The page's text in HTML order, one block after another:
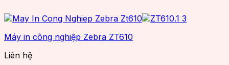
Máy in công nghiệp Zebra ZT610
Liên hệ